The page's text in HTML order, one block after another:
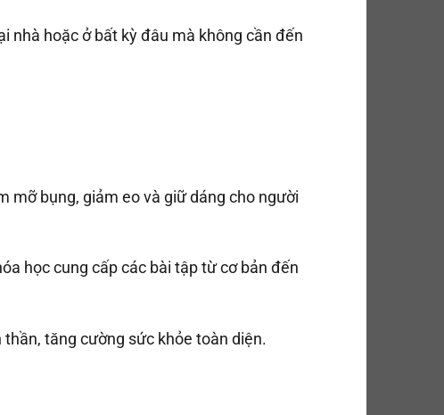
nhà hoặc ở bất kỳ đâu mà không cần đến
mỡ bụng, giảm eo và giữ dáng cho người
học cung cấp các bài tập từ cơ bản đến
tăng cường sức khỏe toàn diện.